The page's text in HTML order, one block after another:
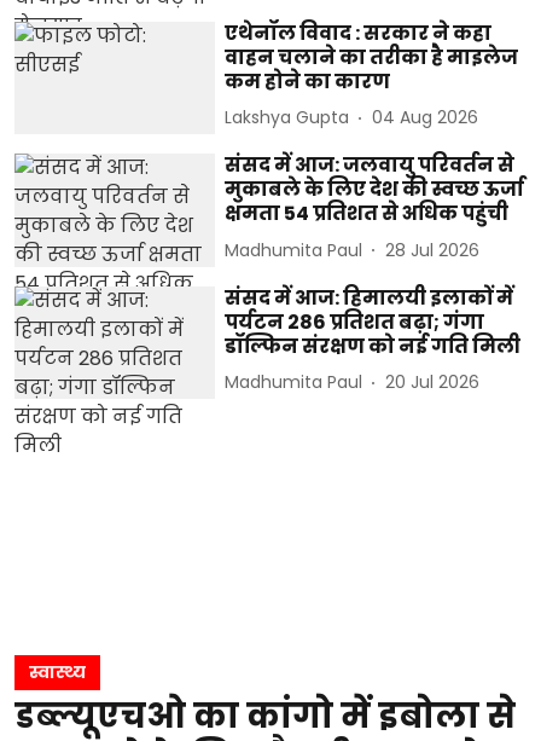
एथेनॉल विवाद : सरकार ने कहा
वाहन चलाने का तरीका है माइलेज
कम होने का कारण
Lakshya Gupta 04 Aug 2026
संसद में आज: जलवायु परिवर्तन से
मुकाबले के लिए देश की स्वच्छ ऊर्जा
क्षमता 54 प्रतिशत से अधिक पहुंची
Madhumita Paul 28 Jul 2026
संसद में आज: हिमालयी इलाकों में
पर्यटन 286 प्रतिशत बढ़ा; गंगा
डॉल्फिन संरक्षण को नई गति मिली
Madhumita Paul 20 Jul 2026
स्वास्थ्य
डब्ल्यूएचओ का कांगो में इबोला से